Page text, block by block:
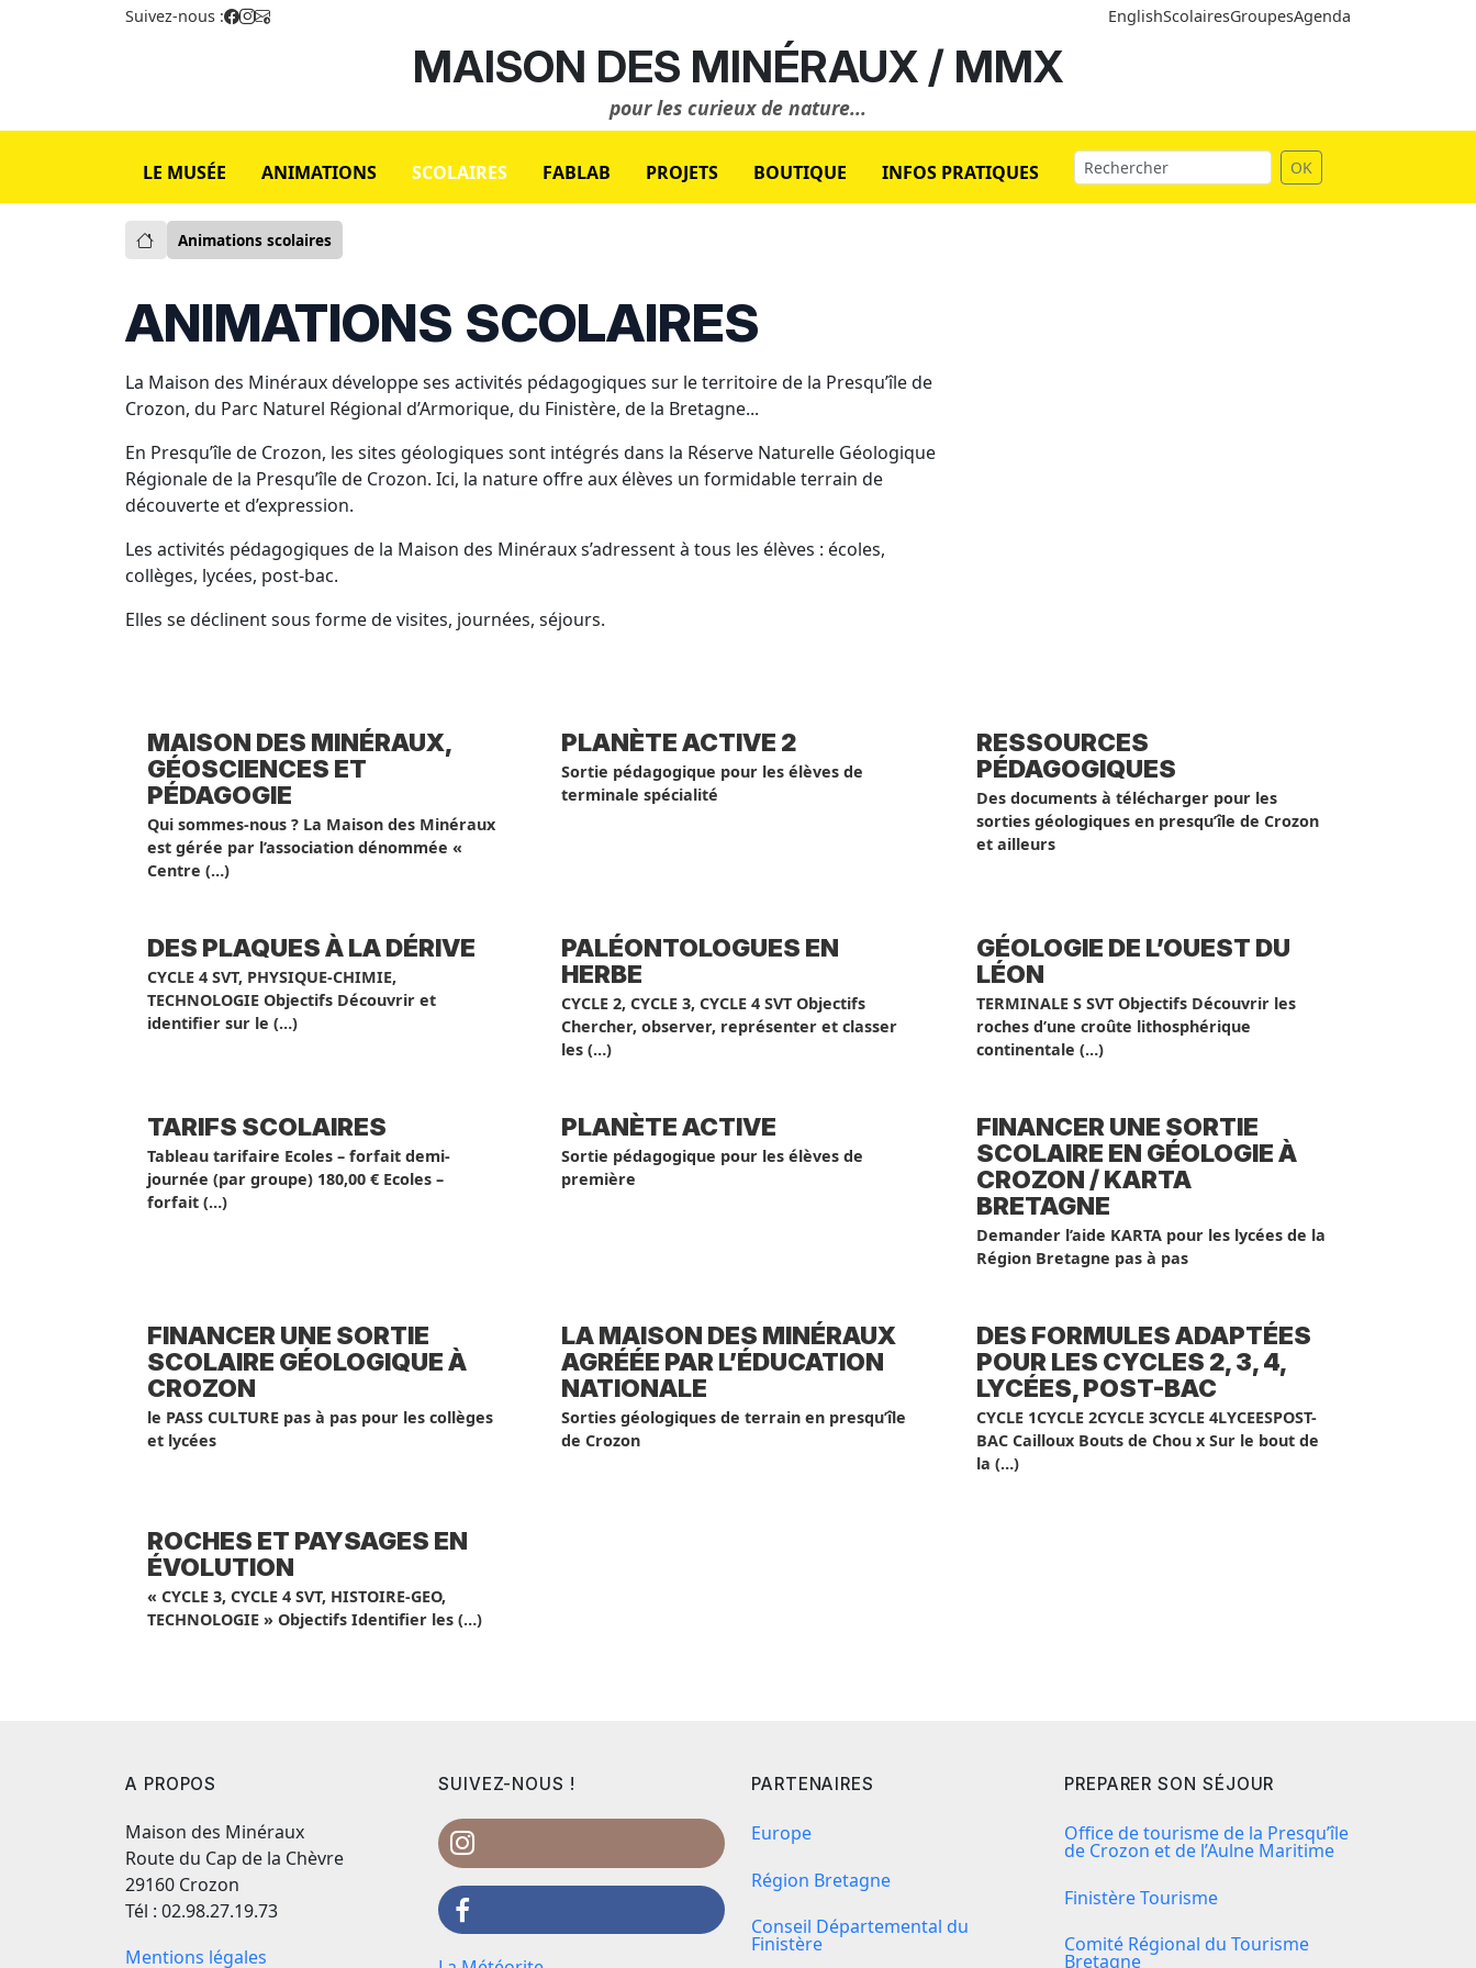
Suivez-nous : EnglishScolairesGroupesAgenda
MAISON DES MINÉRAUX / MMX
pour les curieux de nature...
LE MUSÉE ANIMATIONS SCOLAIRES FABLAB PROJETS BOUTIQUE INFOS PRATIQUES OK
Animations scolaires
ANIMATIONS SCOLAIRES
La Maison des Minéraux développe ses activités pédagogiques sur le territoire de la Presqu’île de
Crozon, du Parc Naturel Régional d’Armorique, du Finistère, de la Bretagne...
En Presqu’île de Crozon, les sites géologiques sont intégrés dans la Réserve Naturelle Géologique
Régionale de la Presqu’île de Crozon. Ici, la nature offre aux élèves un formidable terrain de
découverte et d’expression.
Les activités pédagogiques de la Maison des Minéraux s’adressent à tous les élèves : écoles,
collèges, lycées, post-bac.
Elles se déclinent sous forme de visites, journées, séjours.
MAISON DES MINÉRAUX,
GÉOSCIENCES ET
PÉDAGOGIE
Qui sommes-nous ? La Maison des Minéraux
est gérée par l’association dénommée «
Centre (…)
PLANÈTE ACTIVE 2
Sortie pédagogique pour les élèves de
terminale spécialité
RESSOURCES
PÉDAGOGIQUES
Des documents à télécharger pour les
sorties géologiques en presqu’île de Crozon
et ailleurs
DES PLAQUES À LA DÉRIVE
CYCLE 4 SVT, PHYSIQUE-CHIMIE,
TECHNOLOGIE Objectifs Découvrir et
identifier sur le (…)
PALÉONTOLOGUES EN
HERBE
CYCLE 2, CYCLE 3, CYCLE 4 SVT Objectifs
Chercher, observer, représenter et classer
les (…)
GÉOLOGIE DE L’OUEST DU
LÉON
TERMINALE S SVT Objectifs Découvrir les
roches d’une croûte lithosphérique
continentale (…)
TARIFS SCOLAIRES
Tableau tarifaire Ecoles – forfait demi-
journée (par groupe) 180,00 € Ecoles –
forfait (…)
PLANÈTE ACTIVE
Sortie pédagogique pour les élèves de
première
FINANCER UNE SORTIE
SCOLAIRE EN GÉOLOGIE À
CROZON / KARTA
BRETAGNE
Demander l’aide KARTA pour les lycées de la
Région Bretagne pas à pas
FINANCER UNE SORTIE
SCOLAIRE GÉOLOGIQUE À
CROZON
le PASS CULTURE pas à pas pour les collèges
et lycées
LA MAISON DES MINÉRAUX
AGRÉÉE PAR L’ÉDUCATION
NATIONALE
Sorties géologiques de terrain en presqu’île
de Crozon
DES FORMULES ADAPTÉES
POUR LES CYCLES 2, 3, 4,
LYCÉES, POST-BAC
CYCLE 1CYCLE 2CYCLE 3CYCLE 4LYCEESPOST-
BAC Cailloux Bouts de Chou x Sur le bout de
la (…)
ROCHES ET PAYSAGES EN
ÉVOLUTION
« CYCLE 3, CYCLE 4 SVT, HISTOIRE-GEO,
TECHNOLOGIE » Objectifs Identifier les (…)
A PROPOS
Maison des Minéraux
Route du Cap de la Chèvre
29160 Crozon
Tél : 02.98.27.19.73
Mentions légales
SUIVEZ-NOUS ! PARTENAIRES
Europe
Région Bretagne
Conseil Départemental du
Finistère
PREPARER SON SÉJOUR
Office de tourisme de la Presqu’île
de Crozon et de l’Aulne Maritime
Finistère Tourisme
Comité Régional du Tourisme
Bretagne